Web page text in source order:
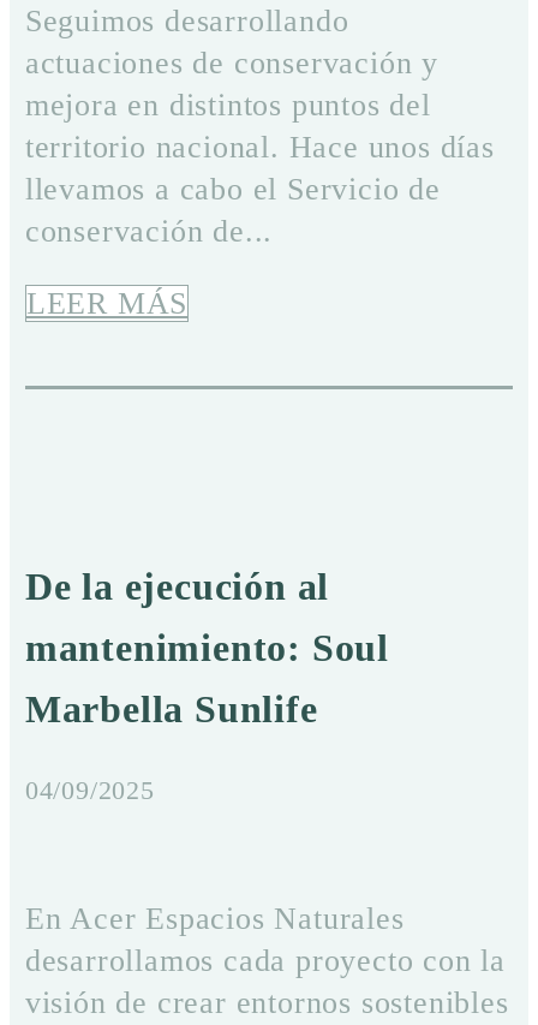
Seguimos desarrollando
actuaciones de conservación y
mejora en distintos puntos del
territorio nacional. Hace unos días
llevamos a cabo el Servicio de
conservación de...
LEER MÁS
De la ejecución al
mantenimiento: Soul
Marbella Sunlife
04/09/2025
En Acer Espacios Naturales
desarrollamos cada proyecto con la
visión de crear entornos sostenibles